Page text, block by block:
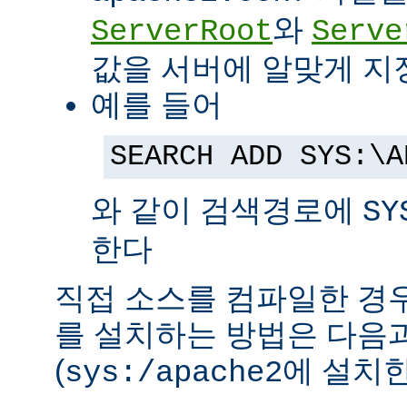
ServerRoot와
값을 서버에 알맞게 지
예를 들어
SEARCH ADD
와 같이 검색경로에
한다
직접 소스를 컴파일한 경
를 설치하는 방법은 다음
(sys:/apache2에 설치